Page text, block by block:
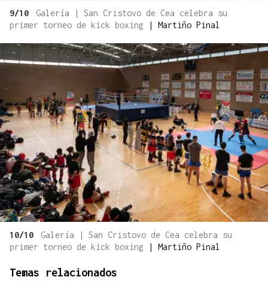
9/10
Galería | San Cristovo de Cea celebra su
primer torneo de kick boxing
| Martiño Pinal
10/10
Galería | San Cristovo de Cea celebra su
primer torneo de kick boxing
| Martiño Pinal
Temas relacionados